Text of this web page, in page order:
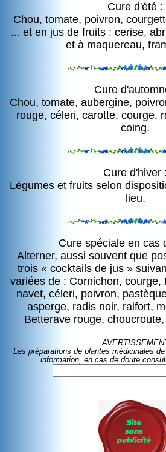
Cure d'été :
Chou, tomate, poivron,
... et en jus de fruits : cerise,
et à maquereau,
Cure
Chou, tomate, aubergine,
rouge, céleri, carotte, courge,
coing.
Cure d'hiver :
Légumes et fruits selon
lieu.
Cure spéciale en cas
Alterner, aussi souvent que
trois « cocktails de jus »
variées de : Cornichon, courge,
navet, céleri, poivron,
asperge, radis noir, raifort,
Betterave rouge,
Les préparations de plantes médicinales
information, en cas de doute